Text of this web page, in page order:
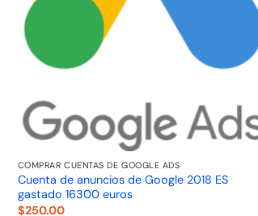
COMPRAR CUENTAS DE GOOGLE ADS
Cuenta de anuncios de Google 2018 ES
gastado 16300 euros
$250.00